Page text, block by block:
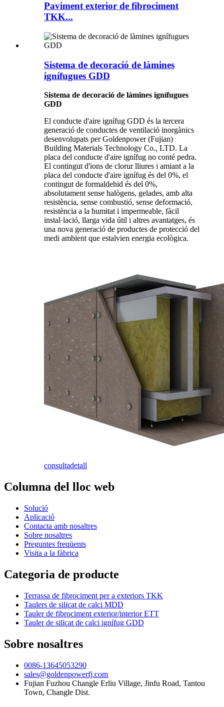
Paviment exterior de fibrociment
TKK...
Sistema de decoració de làmines
ignífugues GDD
Sistema de decoració de làmines ignífugues
GDD
El conducte d'aire ignífug GDD és la tercera
generació de conductes de ventilació inorgànics
desenvolupats per Goldenpower (Fujian)
Building Materials Technology Co., LTD. La
placa del conducte d'aire ignífug no conté pedra.
El contingut d'ions de clorur lliures i amiant a la
placa del conducte d'aire ignífug és del 0%, el
contingut de formaldehid és del 0%,
absolutament sense halògens, gelades, amb alta
resistència, sense combustió, sense deformació,
resistència a la humitat i impermeable, fàcil
instal·lació, llarga vida útil i altres avantatges, és
una nova generació de productes de protecció del
medi ambient que estalvien energia ecològica.
consultadetall
Columna del lloc web
Solució
Aplicació
Contacta amb nosaltres
Sobre nosaltres
Preguntes freqüents
Visita a la fàbrica
Categoria de producte
Terrassa de fibrociment per a exteriors TKK
Taulers de silicat de calci MDD
Tauler de fibrociment exterior/interior ETT
Tauler de silicat de calci ignífug GDD
Sobre nosaltres
0086-13645053290
sales@goldenpowerfj.com
Fujian Fuzhou Changle Erliu Village, Jinfu Road, Tantou
Town, Changle Dist.